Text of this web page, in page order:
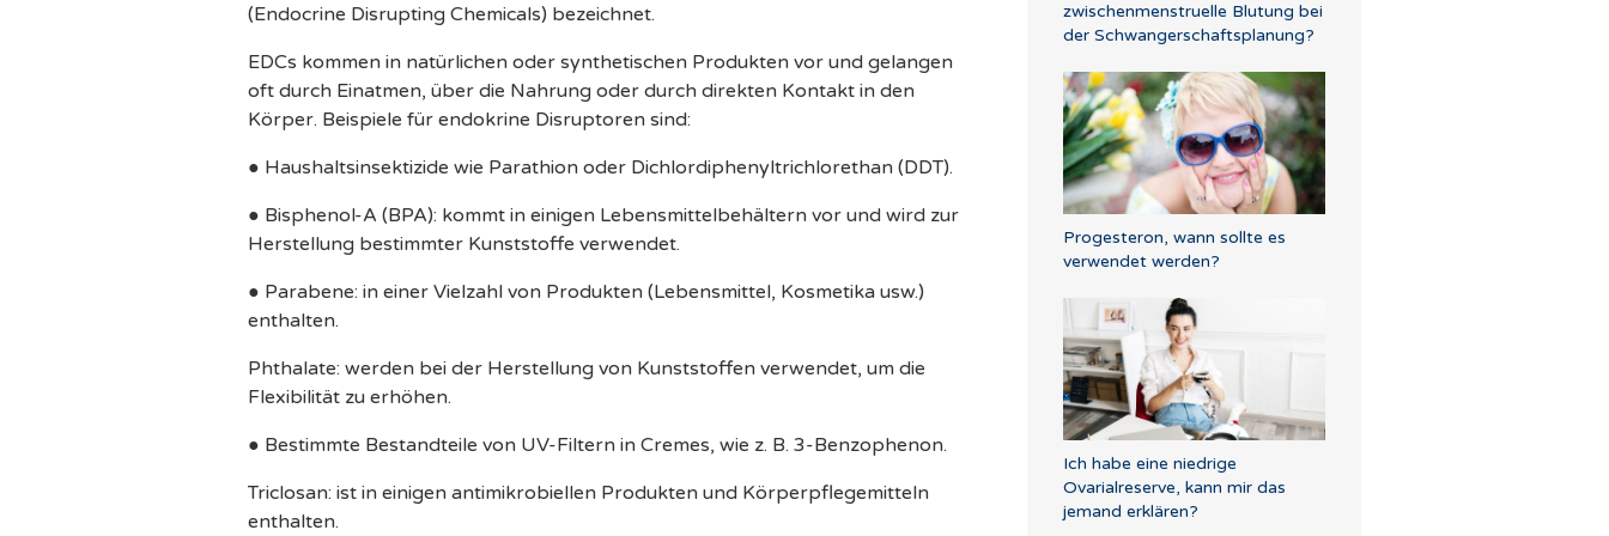
(Endocrine Disrupting Chemicals) bezeichnet.
EDCs kommen in natürlichen oder synthetischen Produkten vor und gelangen
oft durch Einatmen, über die Nahrung oder durch direkten Kontakt in den
Körper. Beispiele für endokrine Disruptoren sind:
● Haushaltsinsektizide wie Parathion oder Dichlordiphenyltrichlorethan (DDT).
● Bisphenol-A (BPA): kommt in einigen Lebensmittelbehältern vor und wird zur
Herstellung bestimmter Kunststoffe verwendet.
● Parabene: in einer Vielzahl von Produkten (Lebensmittel, Kosmetika usw.)
enthalten.
Phthalate: werden bei der Herstellung von Kunststoffen verwendet, um die
Flexibilität zu erhöhen.
● Bestimmte Bestandteile von UV-Filtern in Cremes, wie z. B. 3-Benzophenon.
Triclosan: ist in einigen antimikrobiellen Produkten und Körperpflegemitteln
enthalten.
zwischenmenstruelle Blutung bei
der Schwangerschaftsplanung?
Progesteron, wann sollte es
verwendet werden?
Ich habe eine niedrige
Ovarialreserve, kann mir das
jemand erklären?